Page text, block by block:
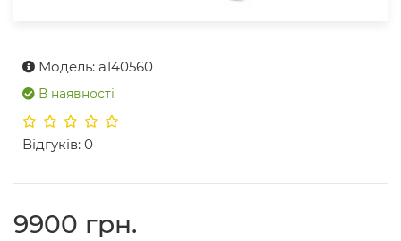
Модель: a140560
В наявності
Відгуків: 0
9900 грн.